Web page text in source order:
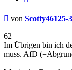
Beitrag
von Scotty46125-3
62
Im Übrigen bin ich
muss. AfD